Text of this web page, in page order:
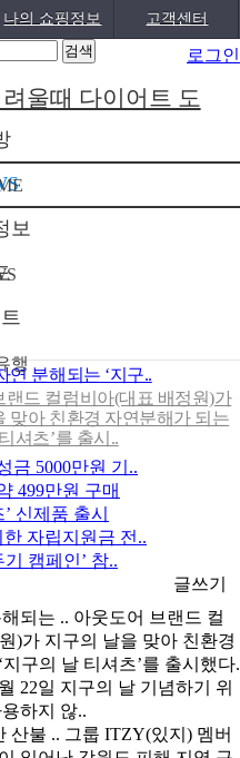
나의 쇼핑정보 고객센터
로그인
울때 다이어트 도
아, 자연 분해되는
진, 동해안 산불 피
워너브라더스와
알레르기 비염 예
기, 브랜드 경험 공
하이트진로와 손
물 끊기? 당류부터
보
행
연 분해되는 ‘지구..
랜드 컬럼비아(대표 배정원)가
맞아 친환경 자연분해가 되는
셔츠’를 출시..
금 5000만원 기..
499만원 구매
신제품 출시
자립지원금 전..
캠페인’ 참..
글쓰기
되는 .. 아웃도어 브랜드 컬
)가 지구의 날을 맞아 친환경
구의 날 티셔츠’를 출시했다.
22일 지구의 날 기념하기 위
하지 않..
산불 .. 그룹 ITZY(있지) 멤버